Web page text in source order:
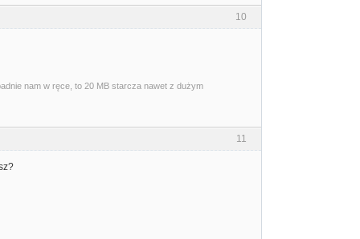
10
nam w ręce, to 20 MB starcza nawet z dużym
11